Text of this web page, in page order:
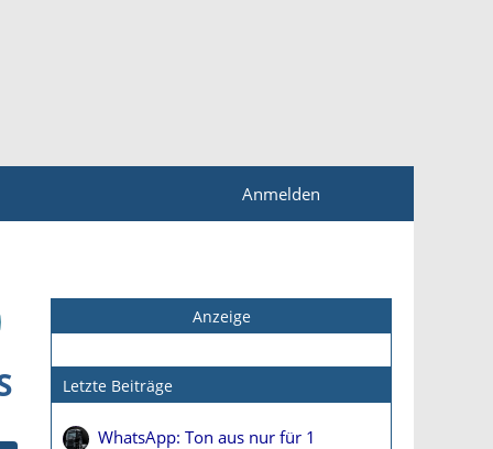
Anmelden
Anzeige
Letzte Beiträge
WhatsApp: Ton aus nur für 1